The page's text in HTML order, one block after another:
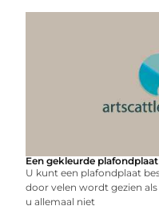
Een gekleurde
U kunt een plafondplaat
door velen wordt gezien
u allemaal niet